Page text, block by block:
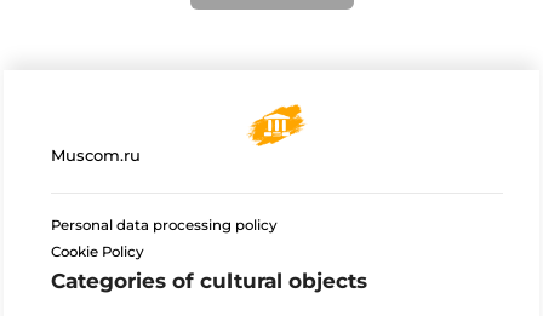
Muscom.ru
Personal data processing policy
Cookie Policy
Categories of cultural objects